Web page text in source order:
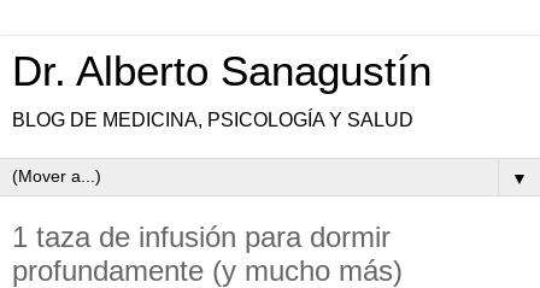
Dr. Alberto Sanagustín
BLOG DE MEDICINA, PSICOLOGÍA Y SALUD
▼
1 taza de infusión para dormir
profundamente (y mucho más)